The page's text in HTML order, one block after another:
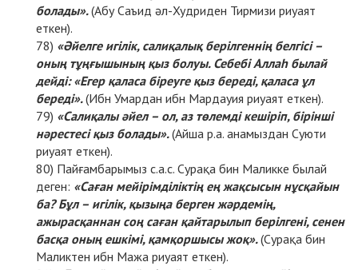
болады».(Абу Саъид әл-Худриден Тирмизи риуаят
еткен).
«Әйелге игілік, салиқалық берілгеннің белгісі –
оның тұңғышының қыз болуы. Себебі Аллаһ былай
дейді: «Егер қаласа біреуге қыз береді, қаласа ұл
береді».(Ибн Умардан ибн Мардауия риуаят еткен).
«Салиқалы әйел – ол, аз төлемді кешіріп, бірінші
нәрестесі қыз болады».(Айша р.а. анамыздан Суюти
риуаят еткен).
Пайғамбарымыз с.а.с. Сурақа бин Маликке былай
деген: «Саған мейірімділіктің ең жақсысын нұсқайын
ба? Бұл – игілік, қызыңа берген жәрдемің,
ажырасқаннан соң саған қайтарылып берілгені, сенен
басқа оның ешкімі, қамқоршысы жоқ».(Сурақа бин
Маликтен ибн Мажа риуаят еткен).